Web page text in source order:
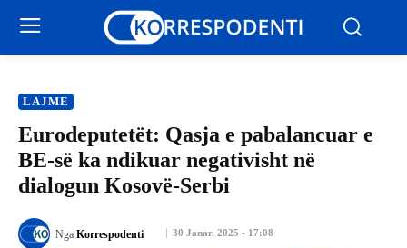
LAJME
Eurodeputetët: Qasja e pabalancuar e
BE-së ka ndikuar negativisht në
dialogun Kosovë-Serbi
30 Janar, 2025 - 17:08
Nga Korrespodenti